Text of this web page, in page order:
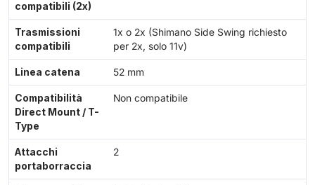
compatibili (2x)
Trasmissioni
compatibili
1x o 2x (Shimano Side Swing richiesto
per 2x, solo 11v)
Linea catena 52 mm
Compatibilità
Direct Mount / T-
Type
Non compatibile
Attacchi
portaborraccia
2